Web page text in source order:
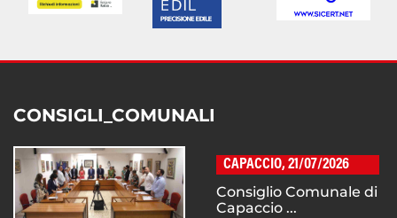
CONSIGLI_COMUNALI
CAPACCIO, 21/07/2026
Consiglio Comunale di
Capaccio ...